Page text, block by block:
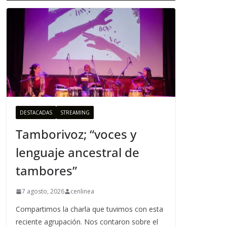
DESTACADAS STREAMING
Tamborivoz; “voces y
lenguaje ancestral de
tambores”
7 agosto, 2026 cenlinea
Compartimos la charla que tuvimos con esta
reciente agrupación. Nos contaron sobre el